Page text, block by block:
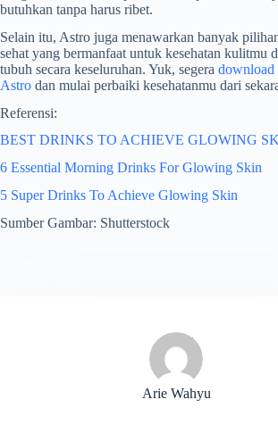
butuhkan tanpa harus ribet.
Selain itu, Astro juga menawarkan banyak
sehat yang bermanfaat untuk kesehatan kulitmu
tubuh secara keseluruhan. Yuk, segera download
Astro dan mulai perbaiki kesehatanmu dari
Referensi:
BEST DRINKS TO ACHIEVE GLOWING
6 Essential Morning Drinks For Glowing Skin
5 Super Drinks To Achieve Glowing Skin
Sumber Gambar: Shutterstock
Arie Wahyu